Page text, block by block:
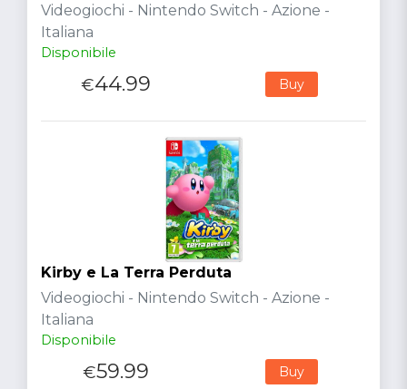
Videogiochi - Nintendo Switch - Azione -
Italiana
Disponibile
€44.99 Buy
Kirby e La Terra Perduta
Videogiochi - Nintendo Switch - Azione -
Italiana
Disponibile
€59.99 Buy